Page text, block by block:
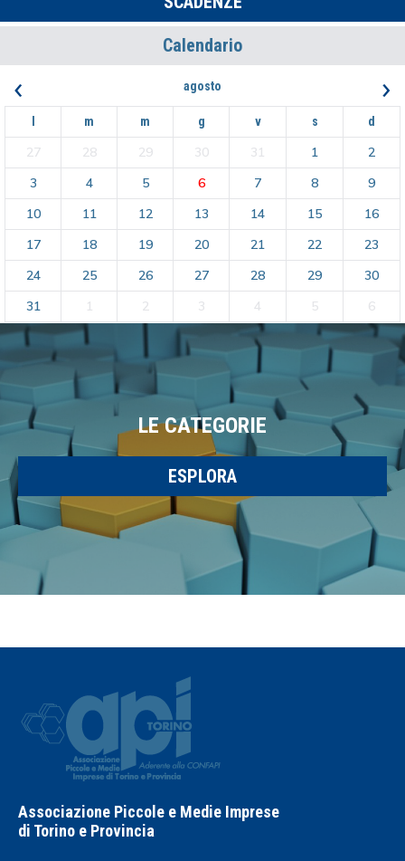
Calendario
‹ agosto ›
m m g v s d
27 28 29 30 31 1
2
3
4 5 6 7 8
9
10
11 12 13 14 15
16
17
18 19 20 21 22
23
24
25 26 27 28 29
30
31
1 2 3 4 5 6
LE CATEGORIE
ESPLORA
Associazione Piccole e Medie Imprese
di Torino e Provincia